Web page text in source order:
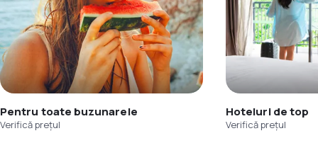
Pentru toate buzunarele
Verifică prețul
Hoteluri de top
Verifică prețul